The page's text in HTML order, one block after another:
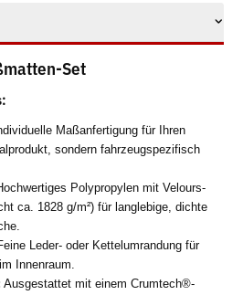
Set
Maßanfertigung für Ihren
sondern fahrzeugspezifisch
Polypropylen mit Velours-
ca. 1828 g/m²) für langlebige, dichte
Leder- oder Kettelumrandung für
Innenraum.
Ausgestattet mit einem Crumtech®-